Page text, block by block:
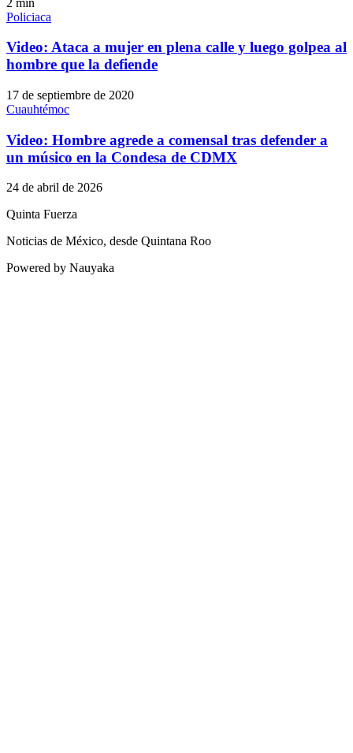
Policiaca
Video: Ataca a mujer en plena calle y luego golpea al
hombre que la defiende
17 de septiembre de 2020
Cuauhtémoc
Video: Hombre agrede a comensal tras defender a
un músico en la Condesa de CDMX
24 de abril de 2026
Quinta Fuerza
Noticias de México, desde Quintana Roo
Powered by Nauyaka